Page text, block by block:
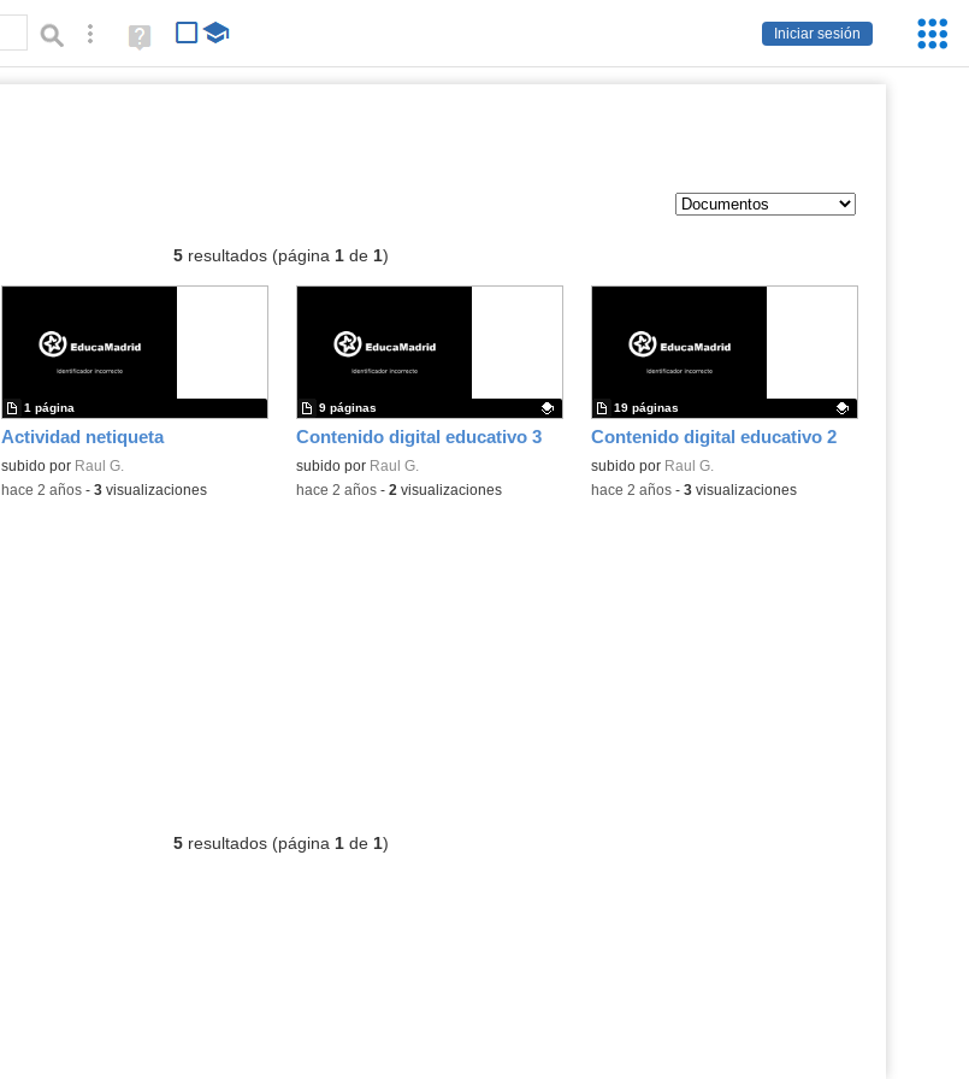
Iniciar sesión
Búsqueda avanzada
Ayuda
(en
5resultados (página 1de 1)
Actividad netiqueta
subido por Raul G.
1 página
-hace 2 años- 3visualizaciones
Contenido digital educativo 3
Contenido educativo.
subido por Raul G.
9 páginas
-hace 2 años- 2 visualizaciones
Contenido digital educativo 2
Contenido educativo.
subido por Raul G.
19 páginas
-hace 2 años- 3visualizaciones
5resultados (página 1de 1)